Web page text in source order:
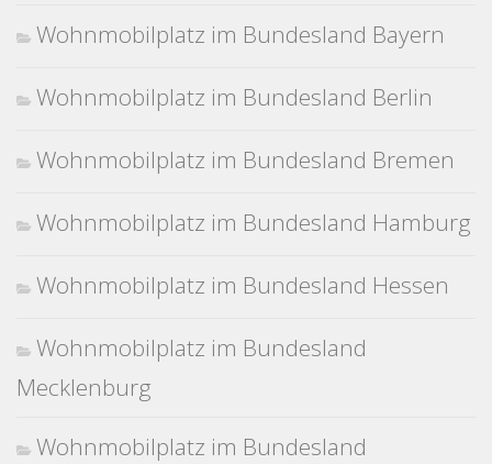
Wohnmobilplatz im Bundesland Bayern
Wohnmobilplatz im Bundesland Berlin
Wohnmobilplatz im Bundesland Bremen
Wohnmobilplatz im Bundesland Hamburg
Wohnmobilplatz im Bundesland Hessen
Wohnmobilplatz im Bundesland
Mecklenburg
Wohnmobilplatz im Bundesland